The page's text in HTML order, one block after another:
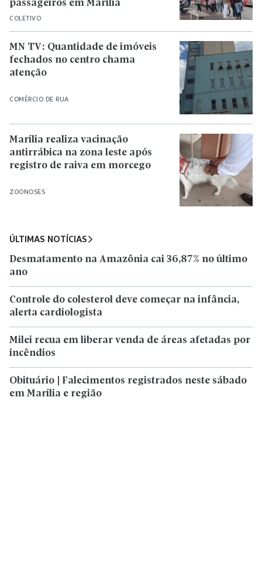
COLETIVO
passageiros em Marília
COMÉRCIO DE RUA
MN TV: Quantidade de imóveis
fechados no centro chama
atenção
ZOONOSES
Marília realiza vacinação
antirrábica na zona leste após
registro de raiva em morcego
ÚLTIMAS NOTÍCIAS
Desmatamento na Amazônia cai 36,87% no último
ano
Controle do colesterol deve começar na infância,
alerta cardiologista
Milei recua em liberar venda de áreas afetadas por
incêndios
Obituário | Falecimentos registrados neste sábado
em Marília e região